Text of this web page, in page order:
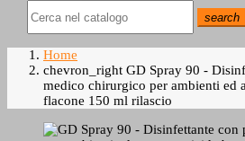
search
Home
chevron_right GD Spray 90 -
medico chirurgico per ambienti ed
flacone 150 ml rilascio